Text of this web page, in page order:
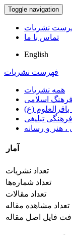
Toggle navigation
نشریات
تماس با ما
English
فهرست نشریات
همه نشریات
اسلامی
باقرالعلوم (ع)
تبلیغی
هنر و رسانه
آمار
تعداد نشریات
تعداد شماره‌ها
تعداد مقالات
تعداد مشاهده مقاله
فایل اصل مقاله